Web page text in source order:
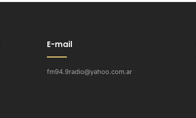
E-mail
fm94.9radio@yahoo.com.ar